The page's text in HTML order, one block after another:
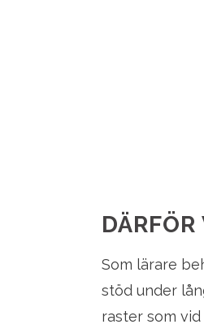
Som lärare
stöd under
raster som